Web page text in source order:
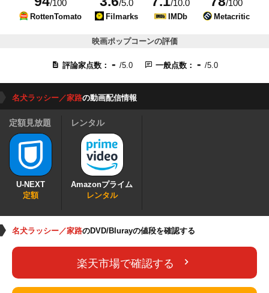
/100
RottenTomato
/5.0
Filmarks
/10.0
IMDb
/100
Metacritic
映画ポップコーンの評価
評論家点数： - /5.0 一般点数： - /5.0
名犬ラッシー／家路の動画配信情報
定額見放題
U-NEXT
定額
レンタル
Amazonプライム
レンタル
名犬ラッシー／家路のDVD/Blurayの値段を確認する
楽天市場で確認する